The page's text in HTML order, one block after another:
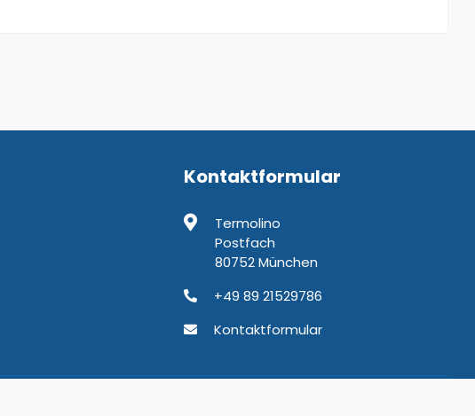
Kontaktformular
Termolino
Postfach
80752 München
+49 89 21529786
Kontaktformular